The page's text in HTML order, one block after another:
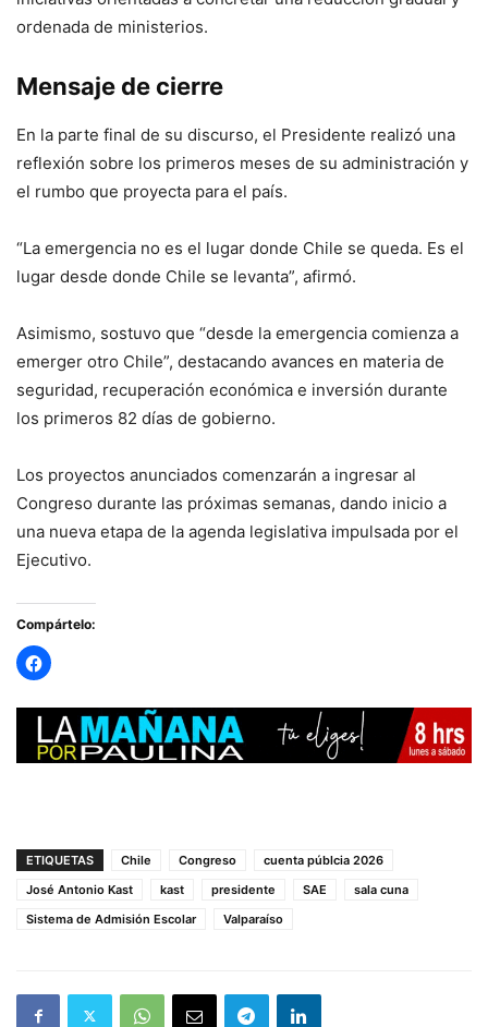
ordenada de ministerios.
Mensaje de cierre
En la parte final de su discurso, el Presidente realizó una
reflexión sobre los primeros meses de su administración y
el rumbo que proyecta para el país.
“La emergencia no es el lugar donde Chile se queda. Es el
lugar desde donde Chile se levanta”, afirmó.
Asimismo, sostuvo que “desde la emergencia comienza a
emerger otro Chile”, destacando avances en materia de
seguridad, recuperación económica e inversión durante
los primeros 82 días de gobierno.
Los proyectos anunciados comenzarán a ingresar al
Congreso durante las próximas semanas, dando inicio a
una nueva etapa de la agenda legislativa impulsada por el
Ejecutivo.
Compártelo:
ETIQUETAS Chile Congreso
cuenta públcia 2026
José Antonio Kast
kast presidente SAE
sala cuna
Sistema de Admisión Escolar
Valparaíso